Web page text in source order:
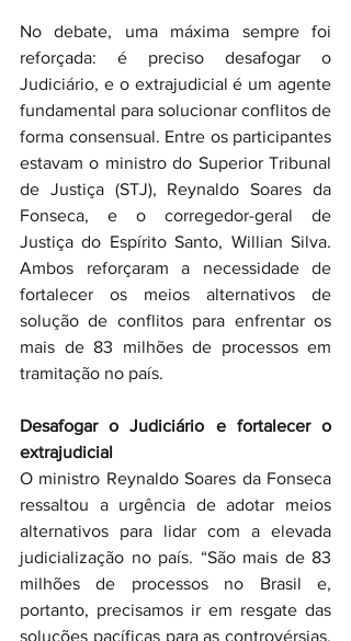
No debate, uma máxima sempre foi
reforçada: é preciso desafogar o
Judiciário, e o extrajudicial é um agente
fundamental para solucionar conflitos de
forma consensual. Entre os participantes
estavam o ministro do Superior Tribunal
de Justiça (STJ), Reynaldo Soares da
Fonseca, e o corregedor-geral de
Justiça do Espírito Santo, Willian Silva.
Ambos reforçaram a necessidade de
fortalecer os meios alternativos de
solução de conflitos para enfrentar os
mais de 83 milhões de processos em
tramitação no país.
Desafogar o Judiciário e fortalecer o
extrajudicial
O ministro Reynaldo Soares da Fonseca
ressaltou a urgência de adotar meios
alternativos para lidar com a elevada
judicialização no país. “São mais de 83
milhões de processos no Brasil e,
portanto, precisamos ir em resgate das
soluções pacíficas para as controvérsias,